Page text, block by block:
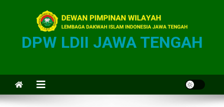
DPW LDII JAWA TENGAH